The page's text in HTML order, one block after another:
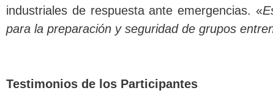
industriales de respuesta ante emergencias. «
para la preparación y seguridad de grupos
Testimonios de los Participantes